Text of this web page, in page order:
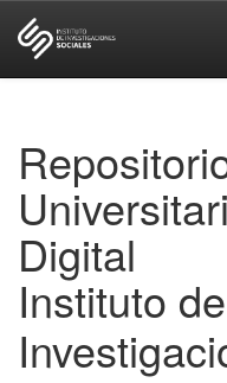
Digital
Instituto de